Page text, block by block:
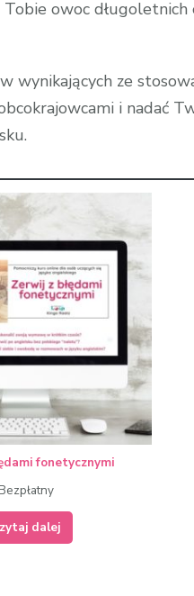
owoc
wynikających ze
i nadać
fonetycznymi
dalej